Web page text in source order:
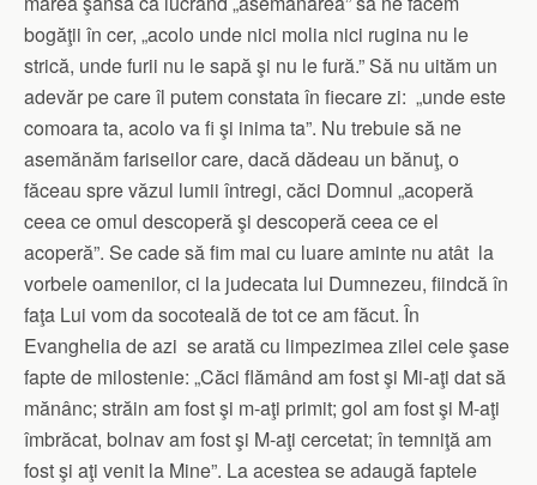
bogăţii în cer, „acolo unde nici molia nici rugina nu le
strică, unde furii nu le sapă şi nu le fură.” Să nu uităm un
adevăr pe care îl putem constata în fiecare zi: „unde este
comoara ta, acolo va fi şi inima ta”. Nu trebuie să ne
asemănăm fariseilor care, dacă dădeau un bănuţ, o
făceau spre văzul lumii întregi, căci Domnul „acoperă
ceea ce omul descoperă şi descoperă ceea ce el
acoperă”. Se cade să fim mai cu luare aminte nu atât la
vorbele oamenilor, ci la judecata lui Dumnezeu, fiindcă în
faţa Lui vom da socoteală de tot ce am făcut. În
Evanghelia de azi se arată cu limpezimea zilei cele şase
fapte de milostenie: „Căci flămând am fost şi Mi-aţi dat să
mănânc; străin am fost şi m-aţi primit; gol am fost şi M-aţi
îmbrăcat, bolnav am fost şi M-aţi cercetat; în temniţă am
fost şi aţi venit la Mine”. La acestea se adaugă faptele